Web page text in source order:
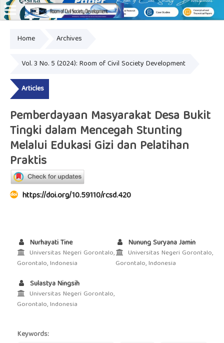
Home Archives
Vol. 3 No. 5 (2024): Room of Civil Society Development
Articles
Pemberdayaan Masyarakat Desa Bukit
Tingki dalam Mencegah Stunting
Melalui Edukasi Gizi dan Pelatihan
Praktis
https://doi.org/10.59110/rcsd.420
Nurhayati Tine
Universitas Negeri Gorontalo,
Gorontalo, Indonesia
Nunung Suryana Jamin
Universitas Negeri Gorontalo,
Gorontalo, Indonesia
Sulastya Ningsih
Universitas Negeri Gorontalo,
Gorontalo, Indonesia
Keywords: